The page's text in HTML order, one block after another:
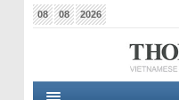
08 08 2026